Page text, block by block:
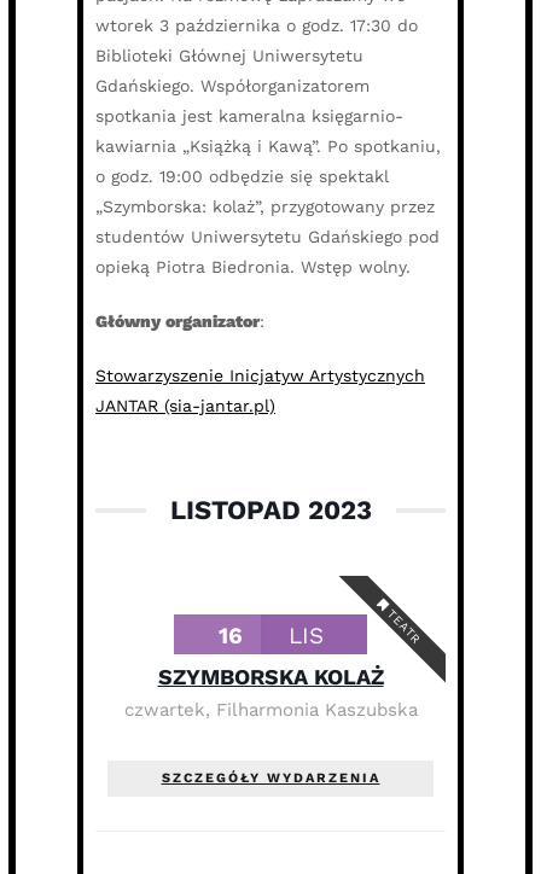
wtorek 3 października o godz. 17:30 do
Biblioteki Głównej Uniwersytetu
Gdańskiego. Współorganizatorem
spotkania jest kameralna księgarnio-
kawiarnia „Książką i Kawą”. Po spotkaniu,
o godz. 19:00 odbędzie się spektakl
„Szymborska: kolaż”, przygotowany przez
studentów Uniwersytetu Gdańskiego pod
opieką Piotra Biedronia. Wstęp wolny.
Główny organizator:
Stowarzyszenie Inicjatyw Artystycznych
JANTAR (sia-jantar.pl)
LISTOPAD 2023
TEATR
16 LIS
SZYMBORSKA KOLAŻ
czwartek, Filharmonia Kaszubska
SZCZEGÓŁY WYDARZENIA